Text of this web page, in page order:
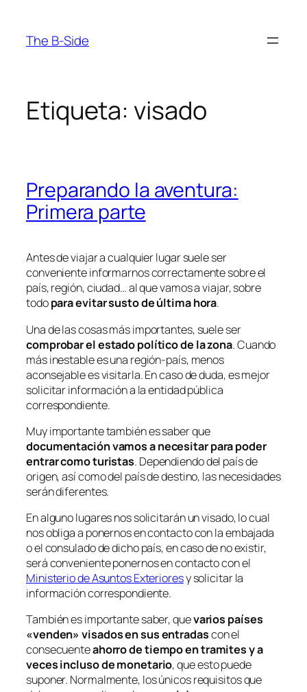
contenido
The B-Side
Etiqueta: visado
Preparando la aventura:
Primera parte
Antes de viajar a cualquier lugar suele ser
conveniente informarnos correctamente sobre el
país, región, ciudad… al que vamos a viajar, sobre
todopara evitar susto de última hora.
Una de las cosas más importantes, suele ser
comprobar el estado político de la zona. Cuando
más inestable es una región-país, menos
aconsejable es visitarla. En caso de duda, es mejor
solicitar información a la entidad pública
correspondiente.
Muy importante también es saber que
documentación vamos a necesitar para poder
entrar como turistas. Dependiendo del país de
origen, así como del país de destino, las necesidades
serán diferentes.
En alguno lugares nos solicitarán un visado, lo cual
nos obliga a ponernos en contacto con la embajada
o el consulado de dicho país, en caso de no existir,
será conveniente ponernos en contacto con el
Ministerio de Asuntos Exterioresy solicitar la
información correspondiente.
También es importante saber, quevarios países
«venden» visados en sus entradascon el
consecuenteahorro de tiempo en tramites y a
veces incluso de monetario, que esto puede
suponer. Normalmente, los únicos requisitos que